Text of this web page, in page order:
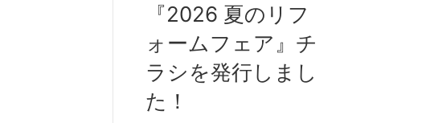
『2026 夏のリフ
ォームフェア』チ
ラシを発行しまし
た！